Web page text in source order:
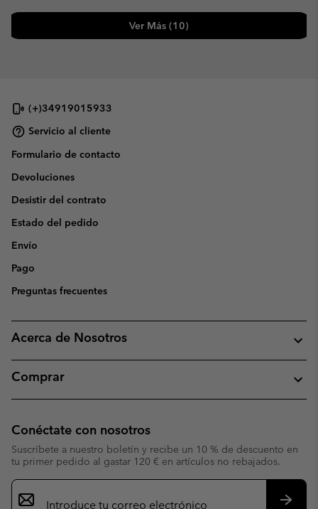
Ver Más (10)
(+)34919015933
Servicio al cliente
Formulario de contacto
Devoluciones
Desistir del contrato
Estado del pedido
Envío
Pago
Preguntas frecuentes
Acerca de Nosotros
Comprar
Conéctate con nosotros
Suscríbete a nuestro boletín y recibe un 10 % de descuento en
tu primer pedido al gastar 120 € en artículos no rebajados.
Suscripción
de